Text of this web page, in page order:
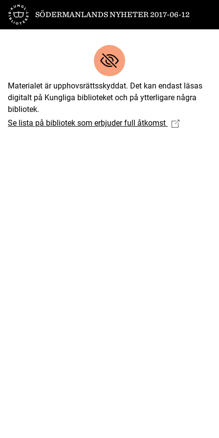
Till startsidan
SÖDERMANLANDS NYHETER 2017-06-12
Materialet är upphovsrättsskyddat. Det kan endast läsas
digitalt på Kungliga biblioteket och på ytterligare några
bibliotek.
Se lista på bibliotek som erbjuder full åtkomst